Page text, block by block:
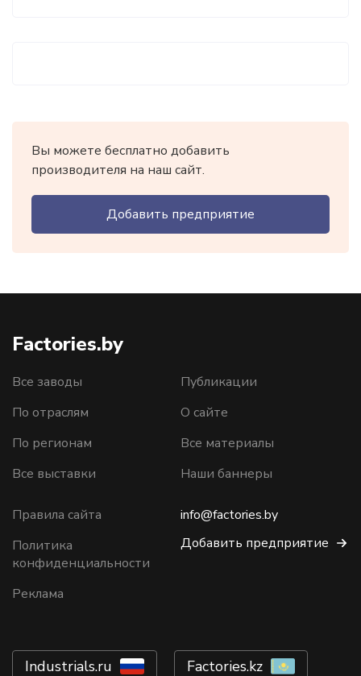
Вы можете бесплатно добавить
производителя на наш сайт.
Добавить предприятие
Factories.by
Все заводы
По отраслям
По регионам
Все выставки
Публикации
О сайте
Все материалы
Наши баннеры
Правила сайта
Политика
конфиденциальности
Реклама
info@factories.by
Добавить предприятие
Industrials.ru Factories.kz